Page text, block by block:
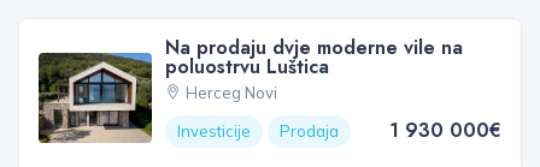
Na prodaju dvje moderne vile na
poluostrvu Luštica
Herceg Novi
Investicije
Prodaja 1 930 000€